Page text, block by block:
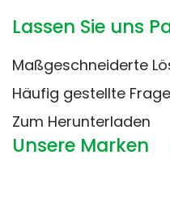
Lassen Sie uns
Maßgeschneiderte
Häufig gestellte
Zum Herunterladen
Unsere Marken